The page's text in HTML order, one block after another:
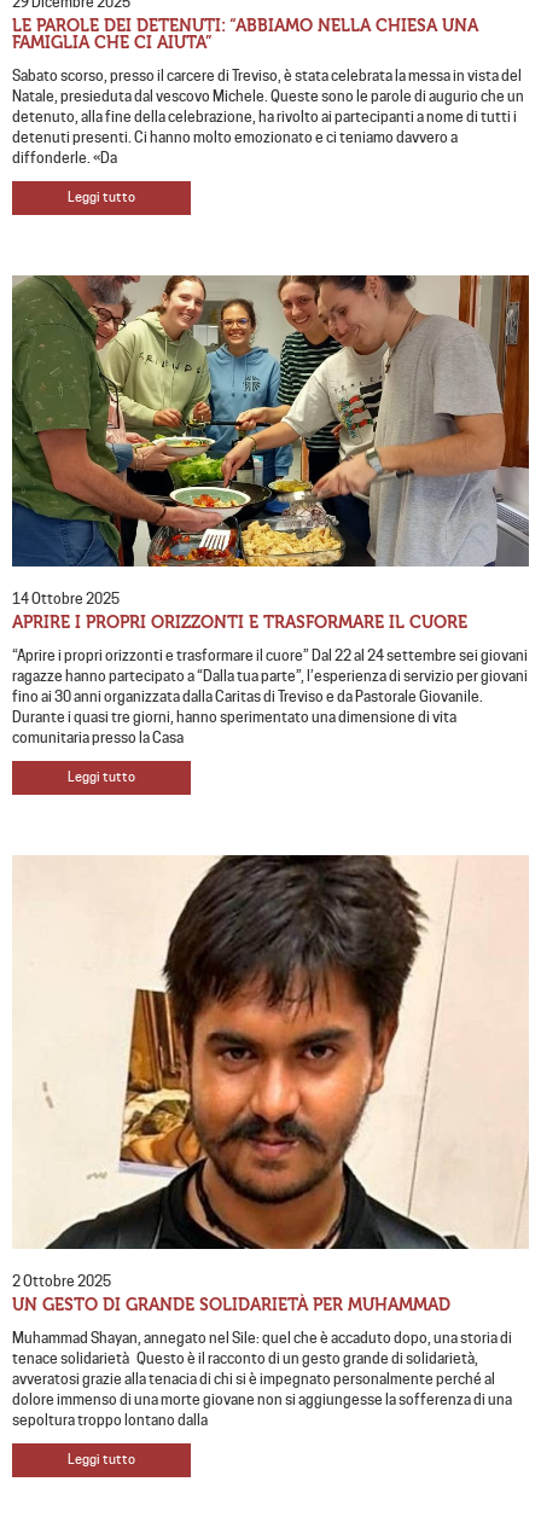
LE PAROLE DEI DETENUTI: “ABBIAMO NELLA CHIESA UNA
FAMIGLIA CHE CI AIUTA”
Sabato scorso, presso il carcere di Treviso, è stata celebrata la messa in vista del
Natale, presieduta dal vescovo Michele. Queste sono le parole di augurio che un
detenuto, alla fine della celebrazione, ha rivolto ai partecipanti a nome di tutti i
detenuti presenti. Ci hanno molto emozionato e ci teniamo davvero a
diffonderle. «Da
Leggi tutto
14 Ottobre 2025
APRIRE I PROPRI ORIZZONTI E TRASFORMARE IL CUORE
“Aprire i propri orizzonti e trasformare il cuore” Dal 22 al 24 settembre sei giovani
ragazze hanno partecipato a “Dalla tua parte”, l’esperienza di servizio per giovani
fino ai 30 anni organizzata dalla Caritas di Treviso e da Pastorale Giovanile.
Durante i quasi tre giorni, hanno sperimentato una dimensione di vita
comunitaria presso la Casa
Leggi tutto
2 Ottobre 2025
UN GESTO DI GRANDE SOLIDARIETÀ PER MUHAMMAD
Muhammad Shayan, annegato nel Sile: quel che è accaduto dopo, una storia di
tenace solidarietà Questo è il racconto di un gesto grande di solidarietà,
avveratosi grazie alla tenacia di chi si è impegnato personalmente perché al
dolore immenso di una morte giovane non si aggiungesse la sofferenza di una
sepoltura troppo lontano dalla
Leggi tutto